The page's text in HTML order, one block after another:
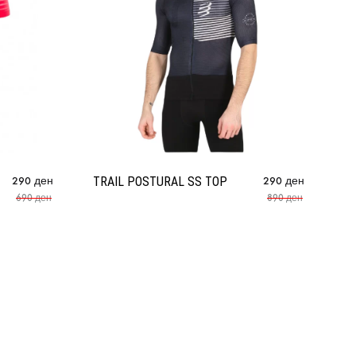
290 ден
690ден
TRAIL POSTURAL SS TOP 290 ден
890ден